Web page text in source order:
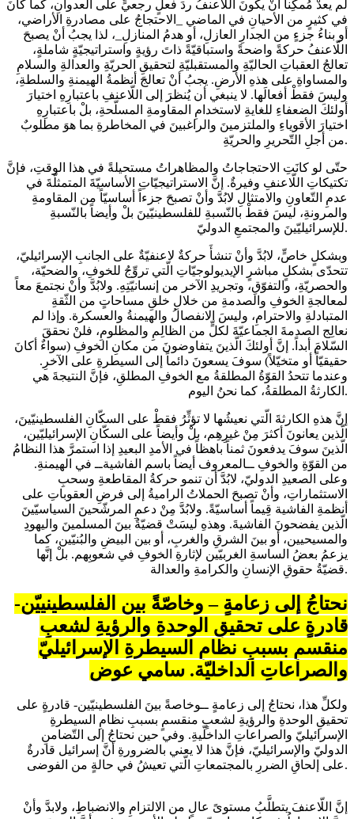
لم يعدْ مُمكِناً أنْ يكونَ اللّاعنفُ ردَ فعلٍ رجعيٍّ على العدوانِ، كما كانَ
في كثيرٍ من الأحيانِ في الماضي _الاحتجاجُ على مصادرةِ الأراضي،
أو بناءُ جزءٍ من الجدارِ العازلِ، أو هدمُ المنازلِ_، لذا يجبُ أنْ يصبحَ
اللّاعنفُ حركةً واضحةً واستباقيّةً ذاتَ رؤيةٍ واستراتيجيّةٍ شاملةٍ،
تعالجُ العقباتِ الحاليّةِ والمستقبليّةِ لتحقيقِ الحريّةِ والعدالةِ والسلامِ
والمساواةِ على هذهِ الأرضِ. يجبُ أنْ تعالجَ أنظمةُ الهيمنةِ والسلطةِ،
وليسَ فقطْ أفعالَها. لا ينبغي أن يُنظرَ إلى اللّاعنفِ باعتبارِهِ اختيارَ
أولئكَ الضعفاءِ للغايةِ لاستخدامِ المقاومةِ المسلّحةِ، بلْ باعتبارِهِ
اختيارَ الأقوياءِ والملتزمينَ والراغبينَ في المخاطرةِ بما هوَ مطلوبٌ
من أجلِ التّحريرِ والحريّةِ.
حتّى لو كانَتِ الاحتجاجاتُ والمظاهراتُ مستحيلةً في هذا الوقتِ، فإنَّ
تكتيكاتِ اللّاعنفِ وفيرةٌ. إنَّ الاستراتيجيّاتِ الأساسيّةَ المتمثلّةَ في
عدمِ التّعاونِ والامتثالِ لابُدَّ وأنْ تصبحَ جزءاً أساسيّاً من المقاومةِ
والمرونةِ، ليسَ فقطْ بالنّسبةِ للفلسطينيّينَ بلْ وأيضاً بالنّسبةِ
للإسرائيليّينَ والمجتمعِ الدوليّ.
وبشكلٍ خاصٍّ، لابُدَّ وأنْ تنشأَ حركةٌ لاعنفيّةٌ على الجانبِ الإسرائيليّ،
تتحدّى بشكلٍ مباشرٍ الإيديولوجيّاتِ الّتي تروِّجُ للخوفِ، والضحيّة،
والحصريّةِ، والتفوّقِ، وتجريدِ الآخر من إنسانيّتِهِ. ولابُدَّ وأنْ نجتمعَ معاً
لمعالجةِ الخوفِ والصدمةِ من خلالِ خلقِ مساحاتٍ من الثّقةِ
المتبادلةِ والاحترامِ، وليسَ الانفصالُ والهيمنةُ والعسكرة. وإذا لم
نعالِج الصدمةَ الجماعيّةَ لكلٍّ من الظالِمِ والمظلومِ، فلنْ نحققَ
السّلامَ أبداً. إنَّ أولئكَ الّذينَ يتفاوضونَ من مكانِ الخوفِ (سواءٌ أكانَ
حقيقيّاً أو متخيّلاً) سوفَ يسعونَ دائماً إلى السيطرةِ على الآخرِ.
وعندما تتحدُ القوّةُ المطلقةُ مع الخوفِ المطلقِ، فإنَّ النتيجةَ هي
الكارثةُ المطلقةُ، كما نحنُ اليوم.
إنَّ هذهِ الكارثةَ الّتي نعيشُها لا تؤثِّرُ فقطْ على السكّانِ الفلسطينيّينَ،
الّذين يعانونَ أكثرَ مِنْ غيرِهِم، بلْ وأيضاً على السكّانِ الإسرائيليّين،
الّذينَ سوفَ يدفعونَ ثمناً باهظاً في الأمدِ البعيدِ إذا استمرَّ هذا النظامُ
من القوّةِ والخوفِ ــالمعروف أيضاً باسم الفاشيةــ في الهيمنةِ.
وعلى الصعيدِ الدوليّ، لابُدَّ أن تنمو حركةُ المقاطعةِ وسحبِ
الاستثماراتِ، وأنْ تصبحَ الحملاتُ الراميةُ إلى فرضِ العقوباتِ على
أنظمةِ الفاشية قِيماً أساسيّةً. ولابُدَّ مِنْ دعمِ المرشّحينَ السياسيّينَ
الّذين يفضحونَ الفاشيةَ. وهذهِ ليسَتْ قضيّةٌ بينَ المسلمينَ واليهودِ
والمسيحيين، أو بينَ الشرقِ والغربِ، أو بين البيضِ والبُنيّين، كما
يزعمُ بعضُ الساسةِ الغربيّين لإثارةِ الخوفِ في شعوبِهم. بلْ إنَّها
قضيّةُ حقوقِ الإنسانِ والكرامةِ والعدالة.
نحتاجُ إلى زعامةٍ – وخاصّةً بين الفلسطينييّن-
قادرةٍ على تحقيقِ الوحدةِ والرؤيةِ لشعبٍ
منقسمٍ بسببِ نظامِ السيطرةِ الإسرائيليّ
والصراعاتِ الداخليّة. سامي عوض
ولكلِّ هذا، نحتاجُ إلى زعامةٍ ــوخاصةً بينَ الفلسطينيّين- قادرةٍ على
تحقيقِ الوحدةِ والرؤيةِ لشعبٍ منقسمٍ بسببِ نظامِ السيطرةِ
الإسرائيليّ والصراعاتِ الداخلّيةِ. وفي حين نحتاجُ إلى التّضامنِ
الدوليّ والإسرائيليّ، فإنَّ هذا لا يعني بالضرورةِ أنَّ إسرائيل قادرةٌ
على إلحاقِ الضررِ بالمجتمعاتِ الّتي تعيشُ في حالةٍ من الفوضى.
إنَّ اللّاعنفَ يتطلَّبُ مستوىً عالٍ من الالتزامِ والانضباطِ، ولابدَّ وأنْ